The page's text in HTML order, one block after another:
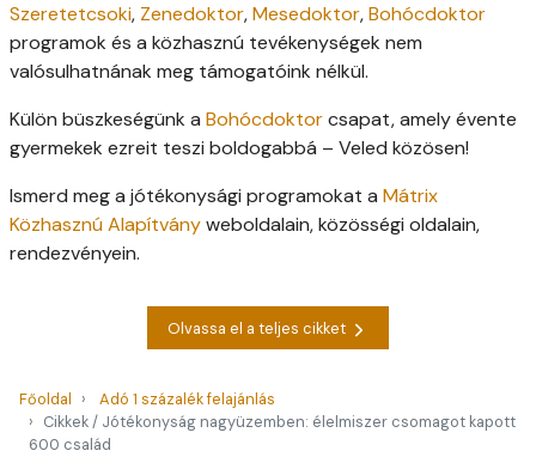
Szeretetcsoki, Zenedoktor,Mesedoktor,Bohócdoktor
programok és a közhasznú tevékenységek nem
valósulhatnának meg támogatóink nélkül.
Külön büszkeségünk a Bohócdoktorcsapat, amely évente
gyermekek ezreit teszi boldogabbá – Veled közösen!
Ismerd meg a jótékonysági programokat a Mátrix
Közhasznú Alapítványweboldalain, közösségi oldalain,
rendezvényein.
Olvassa el a teljes cikket
Főoldal
Adó 1 százalék felajánlás
Cikkek / Jótékonyság nagyüzemben: élelmiszer csomagot kapott
600 család